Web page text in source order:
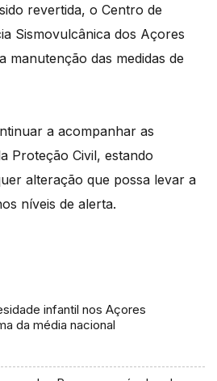
revertida, o Centro de
Sismovulcânica dos Açores
manutenção das medidas de
a acompanhar as
Proteção Civil, estando
alteração que possa levar a
níveis de alerta.
infantil nos Açores
da média nacional